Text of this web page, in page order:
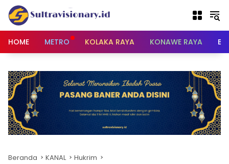
Langsung
konten
HOME
METRO KOLAKA RAYA KONAWE RAYA
Beranda KANAL Hukrim